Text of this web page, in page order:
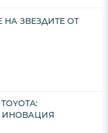
ЗВЕЗДИТЕ ОТ
ИНОВАЦИЯ